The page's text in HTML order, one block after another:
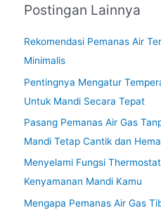
Postingan Lainnya
Rekomendasi Pemanas Air
Minimalis
Pentingnya Mengatur
Untuk Mandi Secara Tepat
Pasang Pemanas Air Gas
Mandi Tetap Cantik dan
Menyelami Fungsi
Kenyamanan Mandi Kamu
Mengapa Pemanas Air Gas